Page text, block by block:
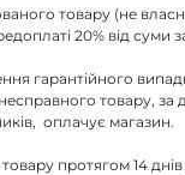
товару (не
20% від суми
гарантійного
товару,
оплачує магазин.
протягом 14 днів